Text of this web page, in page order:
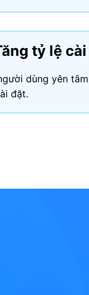
tỷ lệ
dùng yên
đặt.